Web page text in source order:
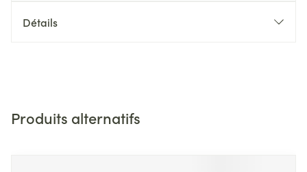
Détails
Produits alternatifs